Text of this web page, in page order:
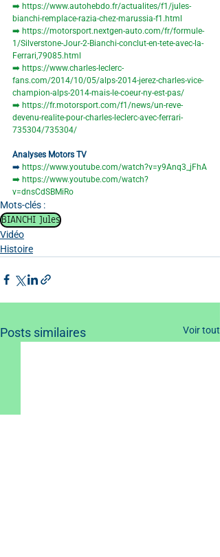
➡️ https://www.autohebdo.fr/actualites/f1/jules-
bianchi-remplace-razia-chez-marussia-f1.html
➡️ https://motorsport.nextgen-auto.com/fr/formule-
1/Silverstone-Jour-2-Bianchi-conclut-en-tete-avec-la-
Ferrari,79085.html
➡️ https://www.charles-leclerc-
fans.com/2014/10/05/alps-2014-jerez-charles-vice-
champion-alps-2014-mais-le-coeur-ny-est-pas/
➡️ https://fr.motorsport.com/f1/news/un-reve-
devenu-realite-pour-charles-leclerc-avec-ferrari-
735304/735304/
Analyses Motors TV
➡️ https://www.youtube.com/watch?v=y9Anq3_jFhA
➡️ https://www.youtube.com/watch?
v=dnsCdSBMiRo
Mots-clés :
BIANCHI Jules
Vidéo
Histoire
Posts similaires Voir tout